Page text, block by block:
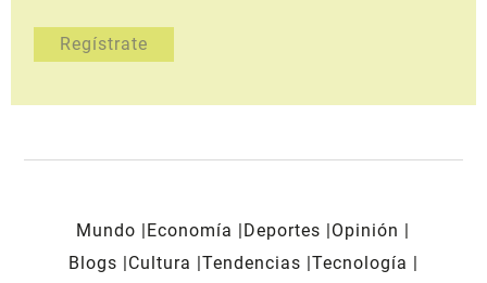
Mundo Economía Deportes
Opinión
Blogs
Cultura Tendencias Tecnología